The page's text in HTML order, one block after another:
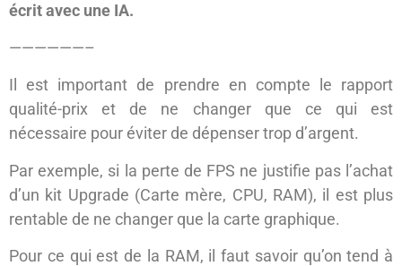
écrit avec une IA.
——————–
Il est important de prendre en compte le rapport
qualité-prix et de ne changer que ce qui est
nécessaire pour éviter de dépenser trop d’argent.
Par exemple, si la perte de FPS ne justifie pas l’achat
d’un kit Upgrade (Carte mère, CPU, RAM), il est plus
rentable de ne changer que la carte graphique.
Pour ce qui est de la RAM, il faut savoir qu’on tend à